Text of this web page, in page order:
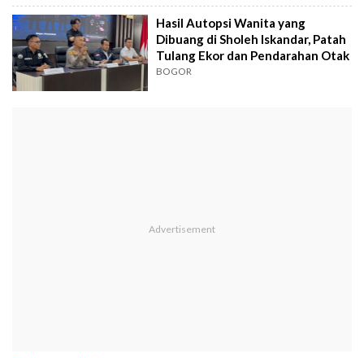
Hasil Autopsi Wanita yang
Dibuang di Sholeh Iskandar, Patah
Tulang Ekor dan Pendarahan Otak
BOGOR